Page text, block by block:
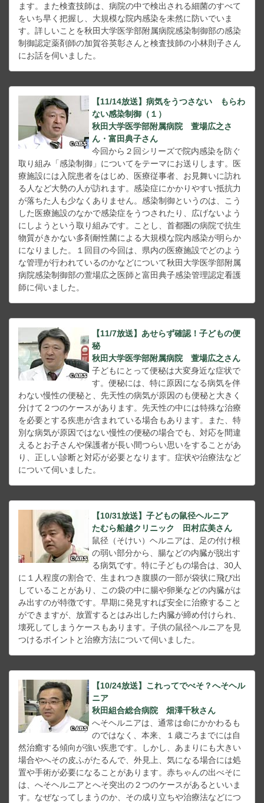
ます。また検査技師は、病院の中で検出される細菌のすべて
をいち早く把握し、大規模な院内感染を未然に防いでいま
す。詳しいことを秋田大学医学部附属病院感染制御部の感染
制御認定薬剤師の加賀谷英彰さんと検査技師の小林則子さん
にお話を伺いました。
【11/14放送】病気をうつさない もらわ
ない感染制御（１）
秋田大学医学部附属病院 萱場広之さ
ん・富田典子さん
今回から２回シリーズで院内感染を防ぐ
取り組み「感染制御」についてをテーマにお送りします。医
療施設には入院患者をはじめ、医療従事者、お見舞いに訪れ
る人など大勢の人が訪れます。感染症にかかりやすい抵抗力
が落ちた人も少なくありません。感染制御というのは、こう
した医療施設のなかで感染症をうつされたり、広げないよう
にしようという取り組みです。ことし、首都圏の病院で抗生
物質がきかない多剤耐性菌による大規模な院内感染が明らか
になりました。１回目の今回は、県内の医療施設でどのよう
な管理が行われているのかなどについて秋田大学医学部附属
病院感染制御部の萱場広之医師と富田典子感染管理認定看護
師に伺いました。
【11/7放送】あせらず確認！子どもの便
秘
秋田大学医学部附属病院 萱場広之さん
子どもにとって便秘は大変身近な症状で
す。便秘には、特に原因になる病気を伴
わない慢性の便秘と、先天性の病気が原因のも便秘と大きく
分けて２つのケースがあります。先天性の中には特殊な治療
を必要とする疾患が含まれている場合もあります。また、特
別な病気が原因ではない慢性の便秘の場合でも、対応を間違
えるとお子さんや保護者が長い間つらい思いをすることがあ
り、正しい診断と対応が必要となります。症状や治療法など
について伺いました。
【10/31放送】子どもの鼠径ヘルニア
たむら船越クリニック 田村広美さん
鼠径（そけい）ヘルニアは、足の付け根
の弱い部分から、腸などの内臓が脱出す
る病気です。特に子どもの場合は、30人
に１人程度の割合で、生まれつき腹膜の一部が袋状に飛び出
していることがあり、この袋の中に腸や卵巣などの内臓がは
み出すのが特徴です。早期に発見すれば安全に治療すること
ができますが、放置するとはみ出した内臓が締め付けられ、
壊死してしまうケースもあります。子供の鼠径ヘルニアを見
つけるポイントと治療方法について伺いました。
【10/24放送】これってでべそ？へそヘル
ニア
秋田組合総合病院 畑澤千秋さん
へそヘルニアは、通常は命にかかわるも
のではなく、本来、１歳ごろまでには自
然治癒する傾向が強い疾患です。しかし、あまりにも大きい
場合やへその皮ふがたるんで、外見上、気になる場合には処
置や手術が必要になることがあります。赤ちゃんの出べそに
は、へそヘルニアとへそ突出の２つのケースがあるといいま
す。なぜなってしまうのか、その成り立ちや治療法などにつ